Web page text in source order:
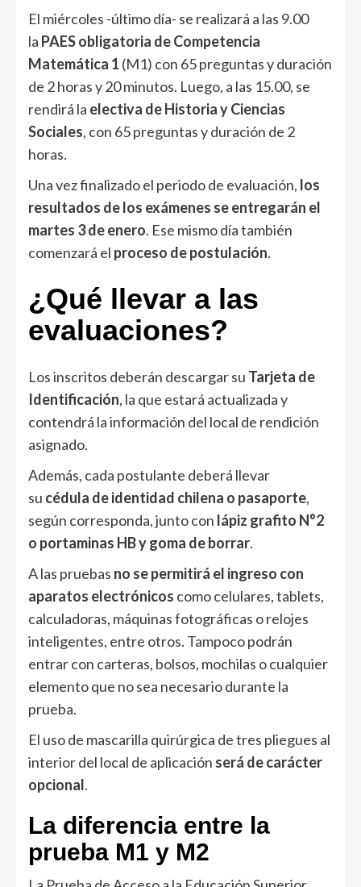
El miércoles -último día- se realizará a las 9.00
la PAES obligatoria de Competencia
Matemática 1 (M1) con 65 preguntas y duración
de 2 horas y 20 minutos. Luego, a las 15.00, se
rendirá la electiva de Historia y Ciencias
Sociales, con 65 preguntas y duración de 2
horas.
Una vez finalizado el periodo de evaluación, los
resultados de los exámenes se entregarán el
martes 3 de enero. Ese mismo día también
comenzará el proceso de postulación.
¿Qué llevar a las
evaluaciones?
Los inscritos deberán descargar su Tarjeta de
Identificación, la que estará actualizada y
contendrá la información del local de rendición
asignado.
Además, cada postulante deberá llevar
su cédula de identidad chilena o pasaporte,
según corresponda, junto con lápiz grafito N°2
o portaminas HB y goma de borrar.
A las pruebas no se permitirá el ingreso con
aparatos electrónicos como celulares, tablets,
calculadoras, máquinas fotográficas o relojes
inteligentes, entre otros. Tampoco podrán
entrar con carteras, bolsos, mochilas o cualquier
elemento que no sea necesario durante la
prueba.
El uso de mascarilla quirúrgica de tres pliegues al
interior del local de aplicación será de carácter
opcional.
La diferencia entre la
prueba M1 y M2